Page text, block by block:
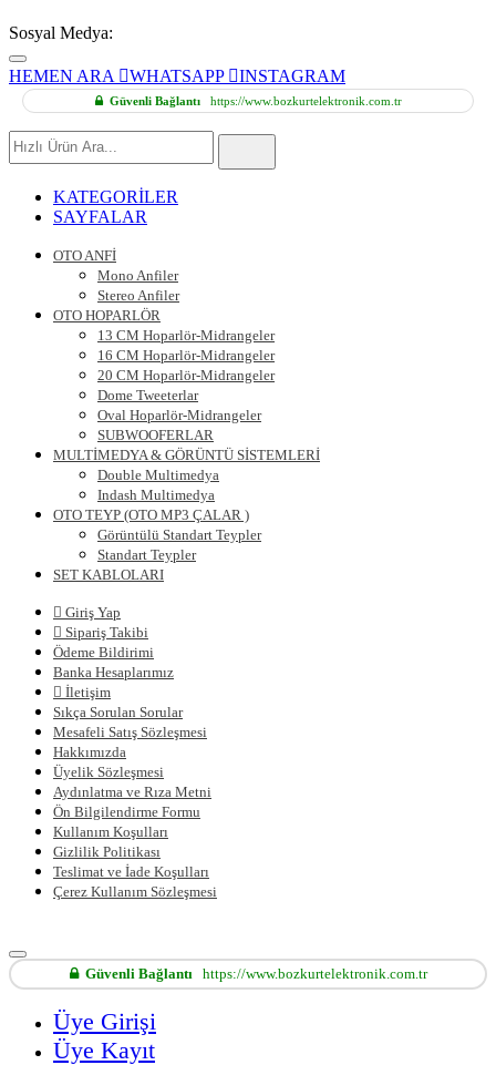
Sosyal Medya:
HEMEN ARA WHATSAPP INSTAGRAM
Güvenli Bağlantıhttps://www.bozkurtelektronik.com.tr
Hızlı
Ürün
KATEGORİLER
SAYFALAR
OTO ANFİ
Mono Anfiler
Stereo Anfiler
OTO HOPARLÖR
13 CM Hoparlör-Midrangeler
16 CM Hoparlör-Midrangeler
20 CM Hoparlör-Midrangeler
Dome Tweeterlar
Oval Hoparlör-Midrangeler
SUBWOOFERLAR
MULTİMEDYA & GÖRÜNTÜ SİSTEMLERİ
Double Multimedya
Indash Multimedya
OTO TEYP (OTO MP3 ÇALAR )
Görüntülü Standart Teypler
Standart Teypler
SET KABLOLARI
Giriş Yap
Sipariş Takibi
Ödeme Bildirimi
Banka Hesaplarımız
İletişim
Sıkça Sorulan Sorular
Mesafeli Satış Sözleşmesi
Hakkımızda
Üyelik Sözleşmesi
Aydınlatma ve Rıza Metni
Ön Bilgilendirme Formu
Kullanım Koşulları
Gizlilik Politikası
Teslimat ve İade Koşulları
Çerez Kullanım Sözleşmesi
Güvenli Bağlantı https://www.bozkurtelektronik.com.tr
Üye Girişi
Üye Kayıt